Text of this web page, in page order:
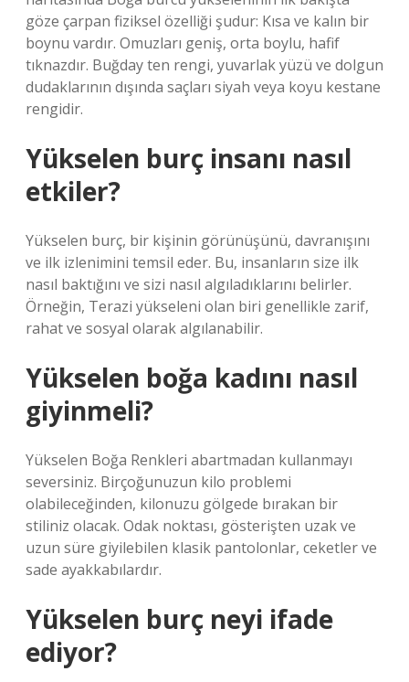
göze çarpan fiziksel özelliği şudur: Kısa ve kalın bir
boynu vardır. Omuzları geniş, orta boylu, hafif
tıknazdır. Buğday ten rengi, yuvarlak yüzü ve dolgun
dudaklarının dışında saçları siyah veya koyu kestane
rengidir.
Yükselen burç insanı nasıl
etkiler?
Yükselen burç, bir kişinin görünüşünü, davranışını
ve ilk izlenimini temsil eder. Bu, insanların size ilk
nasıl baktığını ve sizi nasıl algıladıklarını belirler.
Örneğin, Terazi yükseleni olan biri genellikle zarif,
rahat ve sosyal olarak algılanabilir.
Yükselen boğa kadını nasıl
giyinmeli?
Yükselen Boğa Renkleri abartmadan kullanmayı
seversiniz. Birçoğunuzun kilo problemi
olabileceğinden, kilonuzu gölgede bırakan bir
stiliniz olacak. Odak noktası, gösterişten uzak ve
uzun süre giyilebilen klasik pantolonlar, ceketler ve
sade ayakkabılardır.
Yükselen burç neyi ifade
ediyor?